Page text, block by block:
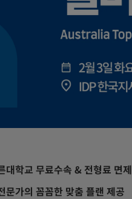
대학교 무료수속 & 전형료 면제
문가의 꼼꼼한 맞춤 플랜 제공